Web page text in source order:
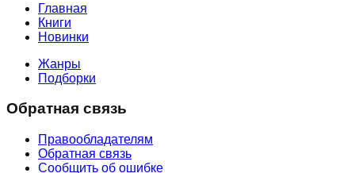
Главная
Книги
Новинки
Жанры
Подборки
Обратная связь
Правообладателям
Обратная связь
Сообщить об ошибке